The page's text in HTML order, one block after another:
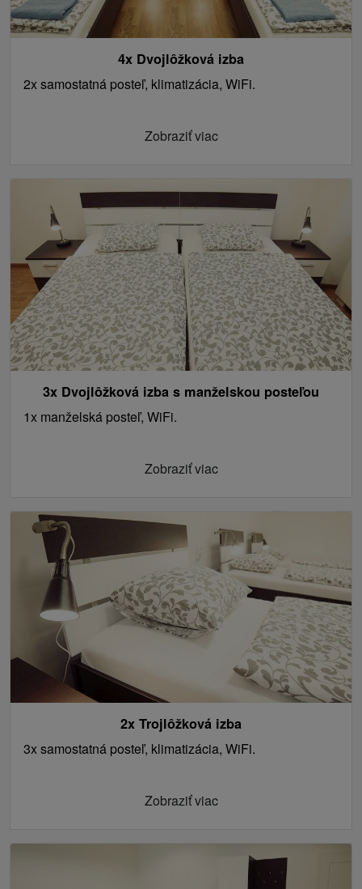
4x Dvojlôžková izba
2x samostatná posteľ, klimatizácia, WiFi.
Zobraziť viac
3x Dvojlôžková izba s manželskou posteľou
1x manželská posteľ, WiFi.
Zobraziť viac
2x Trojlôžková izba
3x samostatná posteľ, klimatizácia, WiFi.
Zobraziť viac